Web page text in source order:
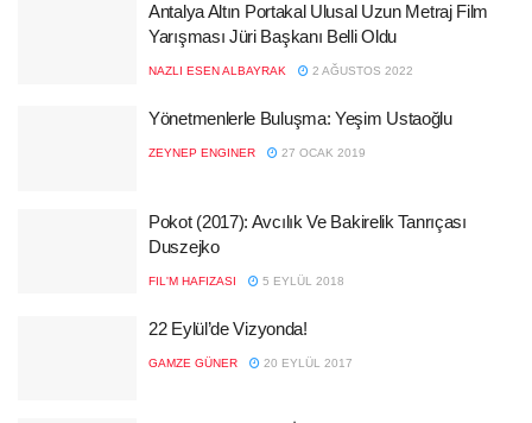
Antalya Altın Portakal Ulusal Uzun Metraj Film
Yarışması Jüri Başkanı Belli Oldu
NAZLI ESEN ALBAYRAK 2 AĞUSTOS 2022
Yönetmenlerle Buluşma: Yeşim Ustaoğlu
ZEYNEP ENGINER 27 OCAK 2019
Pokot (2017): Avcılık Ve Bakirelik Tanrıçası
Duszejko
FIL'M HAFIZASI 5 EYLÜL 2018
22 Eylül’de Vizyonda!
GAMZE GÜNER 20 EYLÜL 2017